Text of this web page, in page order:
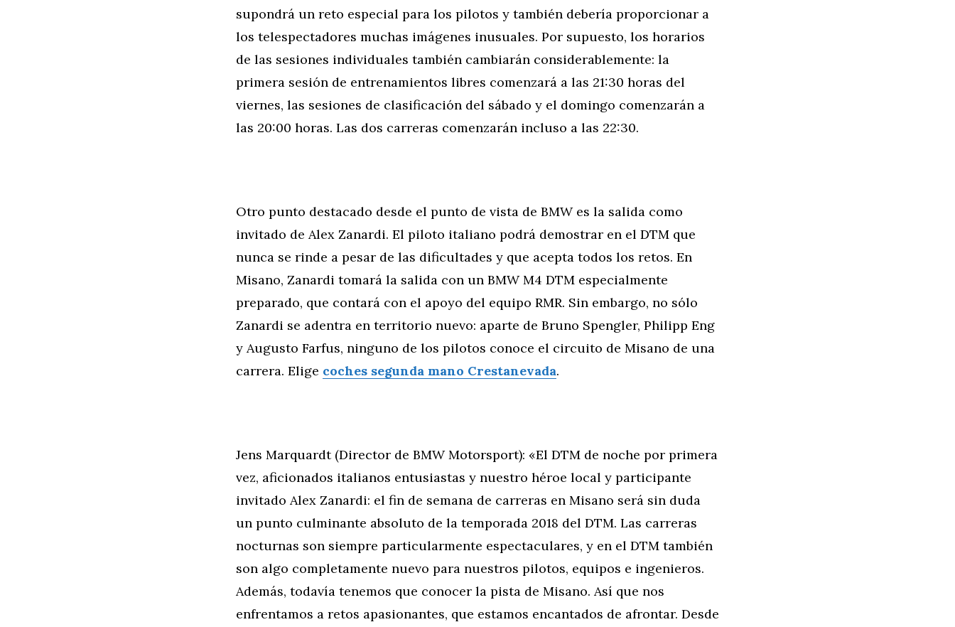
supondrá un reto especial para los pilotos y también debería proporcionar a
los telespectadores muchas imágenes inusuales. Por supuesto, los horarios
de las sesiones individuales también cambiarán considerablemente: la
primera sesión de entrenamientos libres comenzará a las 21:30 horas del
viernes, las sesiones de clasificación del sábado y el domingo comenzarán a
las 20:00 horas. Las dos carreras comenzarán incluso a las 22:30.
Otro punto destacado desde el punto de vista de BMW es la salida como
invitado de Alex Zanardi. El piloto italiano podrá demostrar en el DTM que
nunca se rinde a pesar de las dificultades y que acepta todos los retos. En
Misano, Zanardi tomará la salida con un BMW M4 DTM especialmente
preparado, que contará con el apoyo del equipo RMR. Sin embargo, no sólo
Zanardi se adentra en territorio nuevo: aparte de Bruno Spengler, Philipp Eng
y Augusto Farfus, ninguno de los pilotos conoce el circuito de Misano de una
carrera. Elige coches segunda mano Crestanevada.
Jens Marquardt (Director de BMW Motorsport): «El DTM de noche por primera
vez, aficionados italianos entusiastas y nuestro héroe local y participante
invitado Alex Zanardi: el fin de semana de carreras en Misano será sin duda
un punto culminante absoluto de la temporada 2018 del DTM. Las carreras
nocturnas son siempre particularmente espectaculares, y en el DTM también
son algo completamente nuevo para nuestros pilotos, equipos e ingenieros.
Además, todavía tenemos que conocer la pista de Misano. Así que nos
enfrentamos a retos apasionantes, que estamos encantados de afrontar. Desde